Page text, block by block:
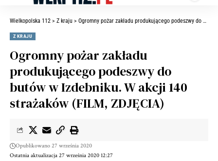
Wielkopolska 112 > Z kraju > Ogromny pożar zakładu produkującego podeszwy do butów w Izdebniku. W akcji 140 strażaków (FILM, ZDJĘCIA)
Z KRAJU
Ogromny pożar zakładu
produkującego podeszwy do
butów w Izdebniku. W akcji 140
strażaków (FILM, ZDJĘCIA)
Ostatnia aktualizacja 27 września 2020 12:27
Opublikowano 27 września 2020